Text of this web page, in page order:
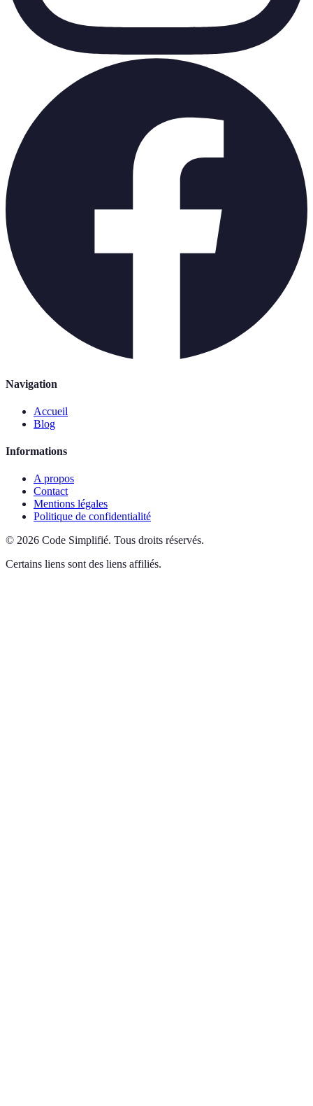
Navigation
Accueil
Blog
Informations
A propos
Contact
Mentions légales
Politique de confidentialité
© 2026 Code Simplifié. Tous droits réservés.
Certains liens sont des liens affiliés.